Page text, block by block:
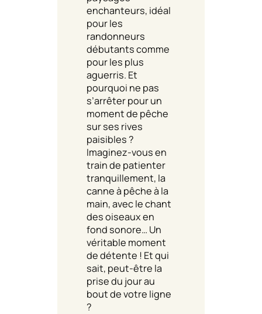
enchanteurs, idéal
pour les
randonneurs
débutants comme
pour les plus
aguerris. Et
pourquoi ne pas
s’arrêter pour un
moment de pêche
sur ses rives
paisibles ?
Imaginez-vous en
train de patienter
tranquillement, la
canne à pêche à la
main, avec le chant
des oiseaux en
fond sonore… Un
véritable moment
de détente ! Et qui
sait, peut-être la
prise du jour au
bout de votre ligne
?